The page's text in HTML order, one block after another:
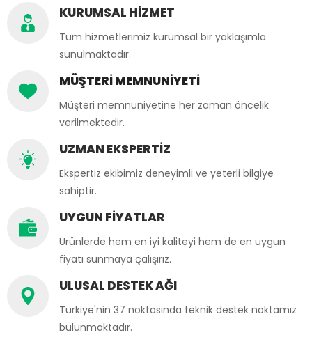
KURUMSAL HİZMET
Tüm hizmetlerimiz kurumsal bir yaklaşımla
sunulmaktadır.
MÜŞTERİ MEMNUNİYETİ
Müşteri memnuniyetine her zaman öncelik
verilmektedir.
UZMAN EKSPERTİZ
Ekspertiz ekibimiz deneyimli ve yeterli bilgiye
sahiptir.
UYGUN FİYATLAR
Ürünlerde hem en iyi kaliteyi hem de en uygun
fiyatı sunmaya çalışırız.
ULUSAL DESTEK AĞI
Türkiye'nin 37 noktasında teknik destek noktamız
bulunmaktadır.